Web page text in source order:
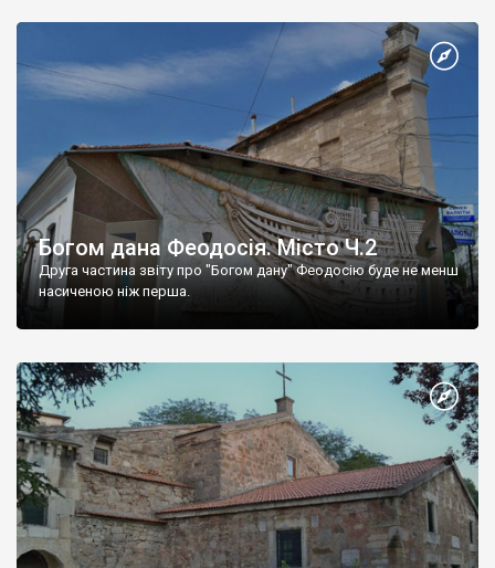
Богом дана Феодосія. Місто Ч.2
Друга частина звіту про "Богом дану" Феодосію буде не менш
насиченою ніж перша.